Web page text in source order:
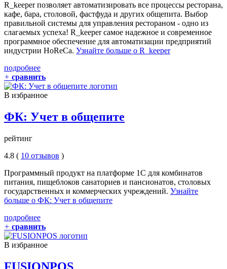
R_keeper позволяет автоматизировать все процессы ресторана,
кафе, бара, столовой, фастфуда и других общепита. Выбор
правильной системы для управления рестораном - одно из
слагаемых успеха! R_keeper самое надежное и современное
программное обеспечение для автоматизации предприятий
индустрии HoReCa. Узнайте больше о R_keeper
подробнее
+ сравнить
В избранное
ФК: Учет в общепите
рейтинг
4.8 ( 10 отзывов )
Программный продукт на платформе 1С для комбинатов
питания, пищеблоков санаториев и пансионатов, столовых
государственных и коммерческих учреждений. Узнайте
больше о ФК: Учет в общепите
подробнее
+ сравнить
В избранное